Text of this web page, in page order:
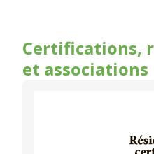
Certifications,
et associations